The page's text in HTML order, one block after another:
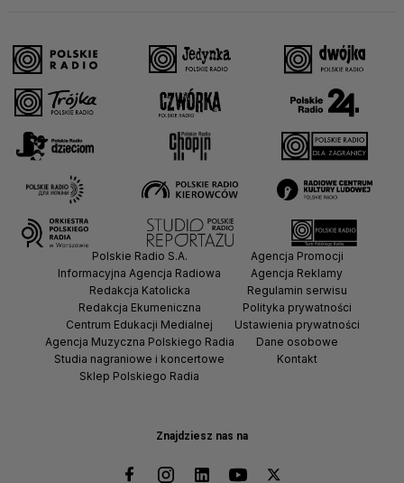
Znajdziesz nas na
Polskie Radio S.A.
Informacyjna Agencja Radiowa
Redakcja Katolicka
Redakcja Ekumeniczna
Centrum Edukacji Medialnej
Agencja Muzyczna Polskiego Radia
Studia nagraniowe i koncertowe
Sklep Polskiego Radia
Agencja Promocji
Agencja Reklamy
Regulamin serwisu
Polityka prywatności
Ustawienia prywatności
Dane osobowe
Kontakt